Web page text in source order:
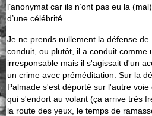
l’anonymat car ils n’ont pas eu la
d’une célébrité.
Je ne prends nullement la défense
conduit, ou plutôt, il a conduit comme
irresponsable mais il s'agissait d'un
un crime avec préméditation. Sur la
Palmade s'est déporté sur l'autre
qui s'endort au volant (ça arrive très
la route des yeux, le temps de